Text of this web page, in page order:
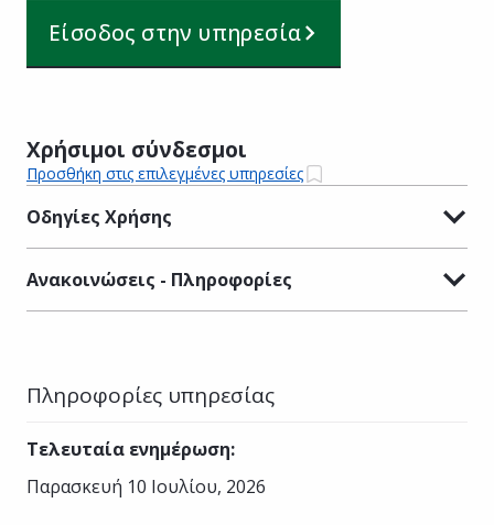
Είσοδος στην υπηρεσία
Χρήσιμοι σύνδεσμοι
Προσθήκη στις επιλεγμένες υπηρεσίες
Οδηγίες Χρήσης
Ανακοινώσεις - Πληροφορίες
Πληροφορίες υπηρεσίας
Τελευταία ενημέρωση:
Παρασκευή 10 Ιουλίου, 2026